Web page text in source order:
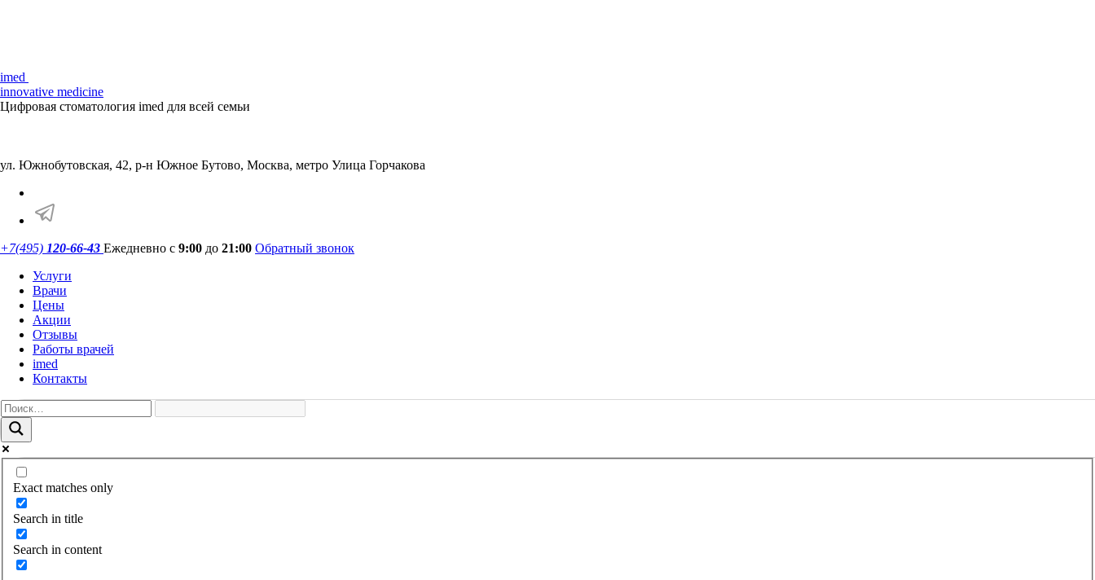
imed
innovative medicine
Цифровая стоматология imed для всей семьи
ул. Южнобутовская, 42, р-н Южное Бутово, Москва, метро Улица Горчакова
+7(495) 120-66-43 Ежедневно с 9:00 до 21:00 Обратный звонок
Услуги
Врачи
Цены
Акции
Отзывы
Работы врачей
imed
Контакты
Exact matches only
Search in title
Search in content